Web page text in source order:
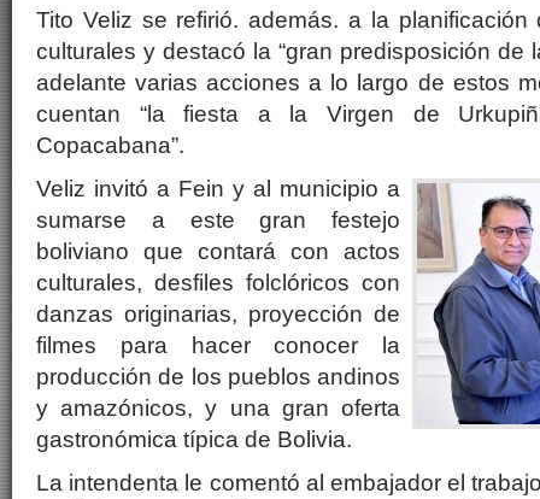
Tito Veliz se refirió. además. a la planificación
culturales y destacó la “gran predisposición de
adelante varias acciones a lo largo de estos
cuentan “la fiesta a la Virgen de
Copacabana”.
Veliz invitó a Fein y al municipio a
sumarse a este gran festejo
boliviano que contará con actos
culturales, desfiles folclóricos con
danzas originarias, proyección de
filmes para hacer conocer la
producción de los pueblos andinos
y amazónicos, y una gran oferta
gastronómica típica de Bolivia.
La intendenta le comentó al embajador el